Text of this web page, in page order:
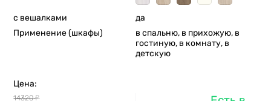
с вешалками
да
Применение (шкафы)
в спальню, в прихожую, в
гостиную, в комнату, в
детскую
Цена:
14320 ₽